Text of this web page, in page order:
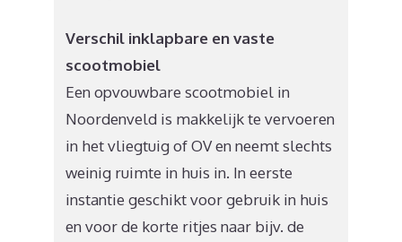
Verschil inklapbare en vaste
scootmobiel
Een opvouwbare scootmobiel in
Noordenveld is makkelijk te vervoeren
in het vliegtuig of OV en neemt slechts
weinig ruimte in huis in. In eerste
instantie geschikt voor gebruik in huis
en voor de korte ritjes naar bijv. de